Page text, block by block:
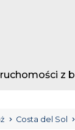
z
Costa del Sol